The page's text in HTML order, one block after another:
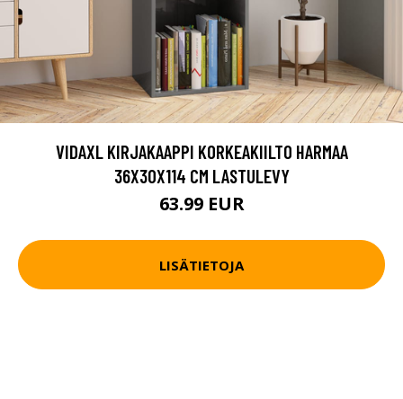
VIDAXL KIRJAKAAPPI KORKEAKIILTO HARMAA
36X30X114 CM LASTULEVY
63.99 EUR
LISÄTIETOJA